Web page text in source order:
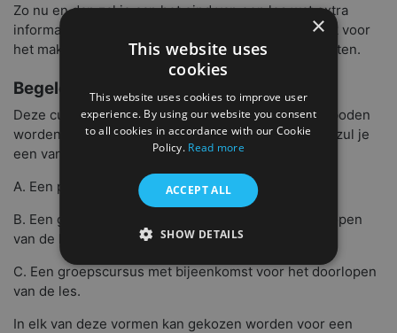
Zo nu en dan zal je aan het eind van een les wat extra
informatie tegenkomen. Die is dan niet noodzakelijk voor
het maken van de les, maar wel belangrijk om te weten.
Begeleiding
Deze cursus kan op verschillende manieren aangeboden
worden. Afhankelijk van wat je kerk gekozen heeft, zul je
een van de volgende manieren tegenkomen:
A. Een persoonlijke cursus.
B. Een groepscursus met bijeenkomst na het doorlopen
van de les.
C. Een groepscursus met bijeenkomst voor het doorlopen
van de les.
In elk van deze vormen kan gekozen worden voor een
×
This website uses
cookies
This website uses cookies to improve user
experience. By using our website you consent
to all cookies in accordance with our Cookie
Policy. Read more
ACCEPT ALL
SHOW DETAILS